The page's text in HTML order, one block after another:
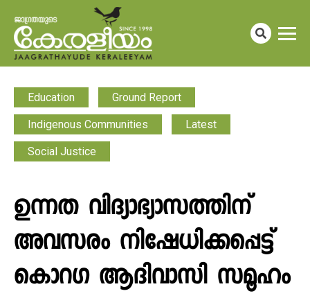
Education Ground Report
Indigenous Communities Latest
Social Justice
ഉന്നത വിദ്യാഭ്യാസത്തിന്
അവസരം നിഷേധിക്കപ്പെട്ട്
കൊറഗ ആദിവാസി സമൂഹം